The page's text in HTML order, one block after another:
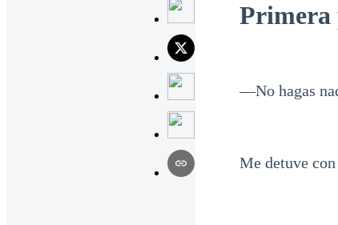
Primera
—No hagas
Me detuve